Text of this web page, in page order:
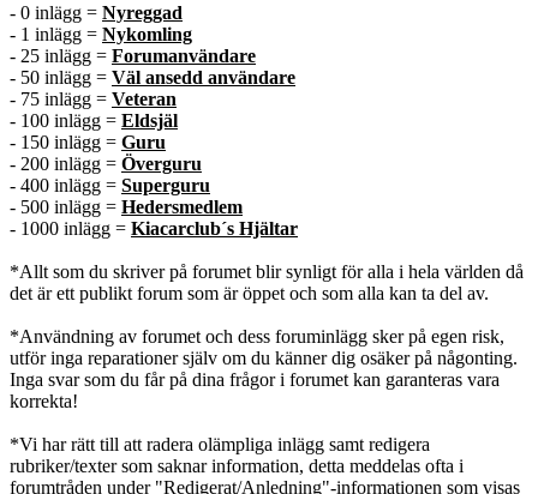
- 0 inlägg = Nyreggad
- 1 inlägg = Nykomling
- 25 inlägg = Forumanvändare
- 50 inlägg = Väl ansedd användare
- 75 inlägg = Veteran
- 100 inlägg = Eldsjäl
- 150 inlägg = Guru
- 200 inlägg = Överguru
- 400 inlägg = Superguru
- 500 inlägg = Hedersmedlem
- 1000 inlägg = Kiacarclub´s Hjältar
*Allt som du skriver på forumet blir synligt för alla i hela världen då
det är ett publikt forum som är öppet och som alla kan ta del av.
*Användning av forumet och dess foruminlägg sker på egen risk,
utför inga reparationer själv om du känner dig osäker på någonting.
Inga svar som du får på dina frågor i forumet kan garanteras vara
korrekta!
*Vi har rätt till att radera olämpliga inlägg samt redigera
rubriker/texter som saknar information, detta meddelas ofta i
forumtråden under "Redigerat/Anledning"-informationen som visas